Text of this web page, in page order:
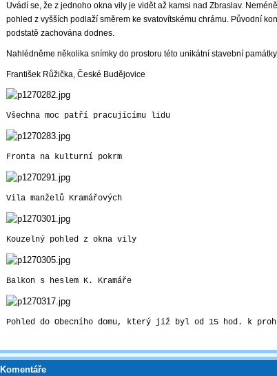
Uvádí se, že z jednoho okna vily je vidět až kamsi nad Zbraslav.
pohled z vyšších podlaží směrem ke svatovítskému chrámu. Původní
podstatě zachována dodnes.
Nahlédněme několika snímky do prostoru této unikátní stavební
František Růžička, České Budějovice
Všechna moc patří pracujícímu lidu
Fronta na kulturní pokrm
Vila manželů Kramářových
Kouzelný pohled z okna vily
Balkon s heslem K. Kramáře
Pohled do Obecního domu, který již byl od 15 hod. k
Komentáře